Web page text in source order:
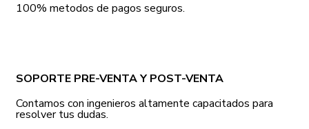
100% metodos de pagos seguros.
SOPORTE PRE-VENTA Y POST-VENTA
Contamos con ingenieros altamente capacitados para
resolver tus dudas.